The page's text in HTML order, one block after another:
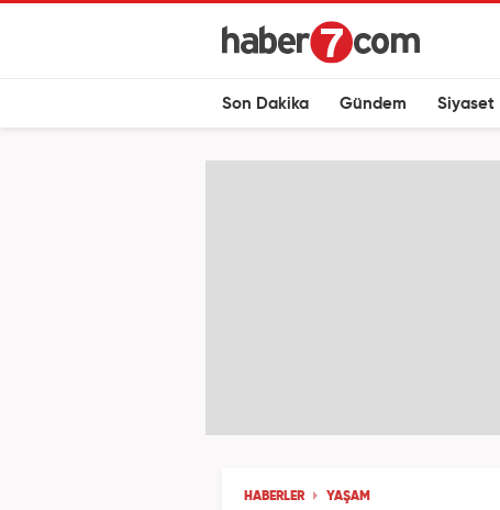
Son Dakika Gündem Siyaset
HABERLER YAŞAM